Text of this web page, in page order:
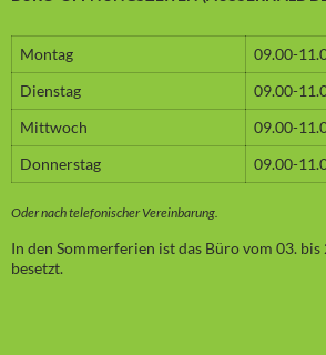
Montag
09.00-
Dienstag
09.00-
Mittwoch
09.00-
Donnerstag
09.00-
Oder nach telefonischer Vereinbarung.
In den Sommerferien ist das Büro vom 03.
besetzt.